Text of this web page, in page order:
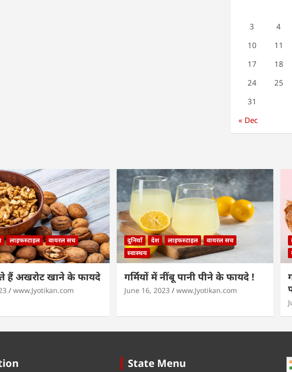
3
4
10
11
17
18
24
25
31
« Dec
लाइफस्टाइल वायरल सच
हैं अखरोट खाने के फायदे
www.Jyotikan.com
दुनियाँ देश लाइफस्टाइल
वायरल सच
स्वास्थय
गर्मियों में नींबू पानी पीने के फायदे !
June 16, 2023 www.Jyotikan.com
State Menu